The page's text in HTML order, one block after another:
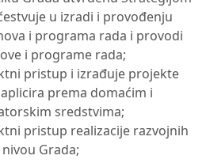
u izradi i provođenju
i programa rada i provodi
i programe rada;
pristup i izrađuje projekte
prema domaćim i
sredstvima;
pristup realizacije razvojnih
Grada;